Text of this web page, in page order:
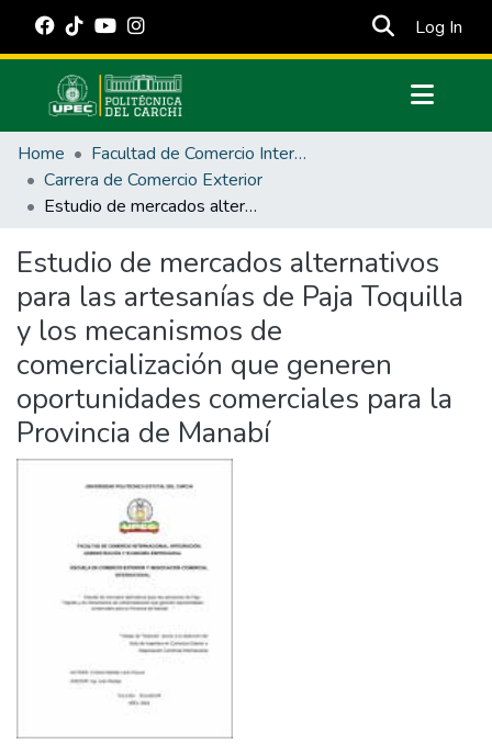
Log In
Communities & Collections
All of DSpace
Statistics
Estadísticas Externas
Manuales
Home
Facultad de Comercio Internacional, Integración, Administración y Economía Empresarial
Carrera de Comercio Exterior
Estudio de mercados alternativos para las artesanías de Paja Toquilla y los mecanismos de comercialización que generen oportunidades comerciales para la Provincia de Manabí
Estudio de mercados alternativos
para las artesanías de Paja Toquilla
y los mecanismos de
comercialización que generen
oportunidades comerciales para la
Provincia de Manabí